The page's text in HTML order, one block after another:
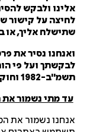
ולבקש להסיר
על קישור
אליך, או
נסיר את
ועל פי
וחוק הגנת הפרטיות, תשמ"א-1981.
מתי נשמור את
נשמור את המידע